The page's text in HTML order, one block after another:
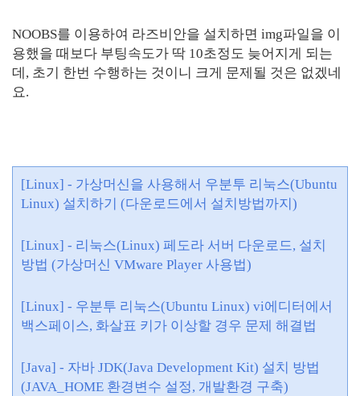
NOOBS를 이용하여 라즈비안을 설치하면 img파일을 이
용했을 때보다 부팅속도가 딱 10초정도 늦어지게 되는
데, 초기 한번 수행하는 것이니 크게 문제될 것은 없겠네
요.
[Linux] - 가상머신을 사용해서 우분투 리눅스(Ubuntu
Linux) 설치하기 (다운로드에서 설치방법까지)
[Linux] - 리눅스(Linux) 페도라 서버 다운로드, 설치
방법 (가상머신 VMware Player 사용법)
[Linux] - 우분투 리눅스(Ubuntu Linux) vi에디터 에서
백스페이스, 화살표 키가 이상할 경우 문제 해결법
[Java] - 자바 JDK(Java Development Kit) 설치 방법
(JAVA_HOME 환경변수 설정, 개발환경 구축)